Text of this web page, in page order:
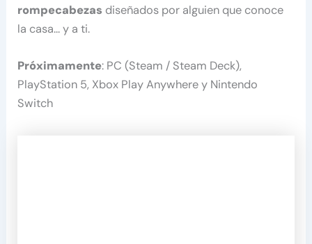
rompecabezas diseñados por alguien que conoce
la casa… y a ti.
Próximamente: PC (Steam / Steam Deck),
PlayStation 5, Xbox Play Anywhere y Nintendo
Switch